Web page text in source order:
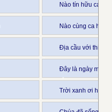
Nào tín hữu ca
Nào cùng ca hát
Địa cầu với thiên
Đây là ngày mà
Trời xanh ơi hãy